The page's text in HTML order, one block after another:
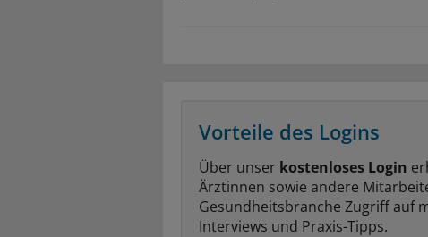
Vorteile des Logins
Über unser kostenloses Login
Ärztinnen sowie andere
Gesundheitsbranche Zugriff auf
Interviews und Praxis-Tipps.